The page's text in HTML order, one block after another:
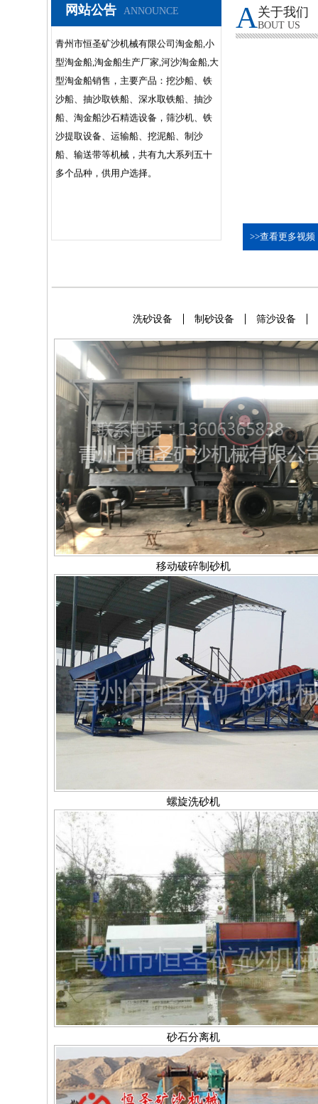
网站公告 ANNOUNCE
青州市恒圣矿沙机械有限公司淘金船,小
型淘金船,淘金船生产厂家,河沙淘金船,大
型淘金船销售，主要产品：挖沙船、铁
沙船、抽沙取铁船、深水取铁船、抽沙
船、淘金船沙石精选设备，筛沙机、铁
沙提取设备、运输船、挖泥船、制沙
船、输送带等机械，共有九大系列五十
多个品种，供用户选择。
A关于我们
BOUT US
>>查看更多视频
洗砂设备 制砂设备 筛沙设备
移动破碎制砂机
螺旋洗砂机
砂石分离机